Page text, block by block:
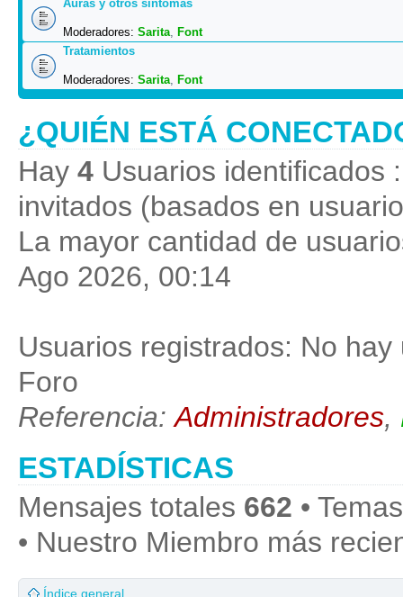
Auras y otros síntomas
Moderadores: Sarita, Font
Tratamientos
Moderadores: Sarita, Font
¿QUIÉN ESTÁ
Hay 4 Usuarios identificados
invitados (basados en
La mayor cantidad de
Ago 2026, 00:14
Usuarios registrados: No
Foro
Referencia:Administradores,
ESTADÍSTICAS
Mensajes totales 662 •
• Nuestro Miembro más
Índice general